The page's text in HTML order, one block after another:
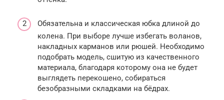
Обязательна и классическая юбка длиной до
колена. При выборе лучше избегать воланов,
накладных карманов или рюшей. Необходимо
подобрать модель, сшитую из качественного
материала, благодаря которому она не будет
выглядеть перекошено, собираться
безобразными складками на бёдрах.